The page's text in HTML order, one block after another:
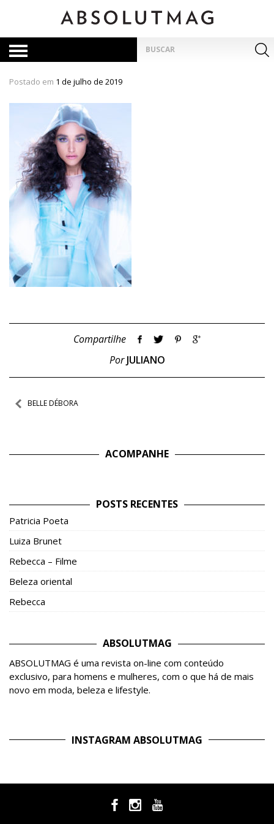
por:
Postado em 1 de julho de 2019
Compartilhe
PorJULIANO
Navegação
BELLE DÉBORA
ACOMPANHE
POSTS RECENTES
Patricia Poeta
Luiza Brunet
Rebecca – Filme
Beleza oriental
Rebecca
ABSOLUTMAG
ABSOLUTMAG é uma revista on-line com conteúdo
exclusivo, para homens e mulheres, com o que há de mais
novo em moda, beleza e lifestyle.
INSTAGRAM ABSOLUTMAG